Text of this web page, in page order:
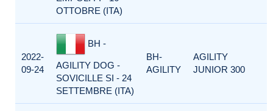
OTTOBRE (ITA)
2022-
09-24
BH -
AGILITY DOG -
SOVICILLE SI - 24
SETTEMBRE (ITA)
BH-
AGILITY
AGILITY
JUNIOR 300